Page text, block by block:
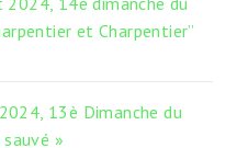
et Charpentier”
13è Dimanche du
»